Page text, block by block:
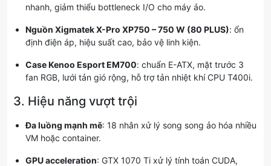
nhanh, giảm thiểu bottleneck I/O cho máy ảo.
Nguồn Xigmatek X-Pro XP750 – 750 W (80 PLUS): ổn
định điện áp, hiệu suất cao, bảo vệ linh kiện.
Case Kenoo Esport EM700: chuẩn E-ATX, mặt trước 3
fan RGB, lưới tản gió rộng, hỗ trợ tản nhiệt khí CPU T400i.
3. Hiệu năng vượt trội
Đa luồng mạnh mẽ: 18 nhân xử lý song song ảo hóa nhiều
VM hoặc container.
GPU acceleration: GTX 1070 Ti xử lý tính toán CUDA,